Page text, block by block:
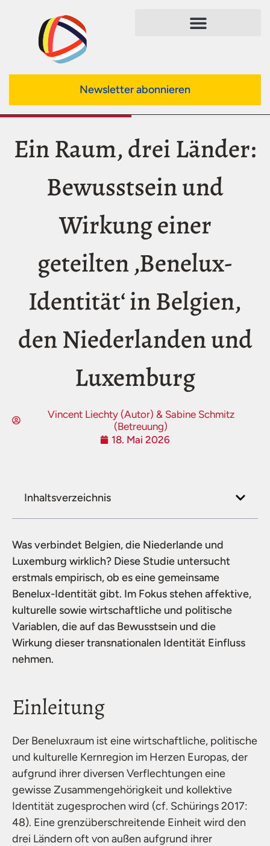
Newsletter abonnieren
Ein Raum, drei Länder:
Bewusstsein und
Wirkung einer
geteilten ‚Benelux-
Identität‘ in Belgien,
den Niederlanden und
Luxemburg
Vincent Liechty (Autor) & Sabine Schmitz
(Betreuung)
18. Mai 2026
Inhaltsverzeichnis
Was verbindet Belgien, die Niederlande und
Luxemburg wirklich? Diese Studie untersucht
erstmals empirisch, ob es eine gemeinsame
Benelux-Identität gibt. Im Fokus stehen affektive,
kulturelle sowie wirtschaftliche und politische
Variablen, die auf das Bewusstsein und die
Wirkung dieser transnationalen Identität Einfluss
nehmen.
Einleitung
Der Beneluxraum ist eine wirtschaftliche, politische
und kulturelle Kernregion im Herzen Europas, der
aufgrund ihrer diversen Verflechtungen eine
gewisse Zusammengehörigkeit und kollektive
Identität zugesprochen wird (cf. Schürings 2017:
48). Eine grenzüberschreitende Einheit wird den
drei Ländern oft von außen aufgrund ihrer